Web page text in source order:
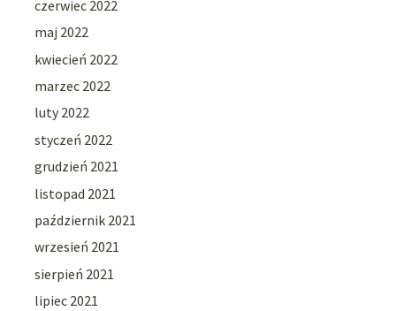
czerwiec 2022
maj 2022
kwiecień 2022
marzec 2022
luty 2022
styczeń 2022
grudzień 2021
listopad 2021
październik 2021
wrzesień 2021
sierpień 2021
lipiec 2021